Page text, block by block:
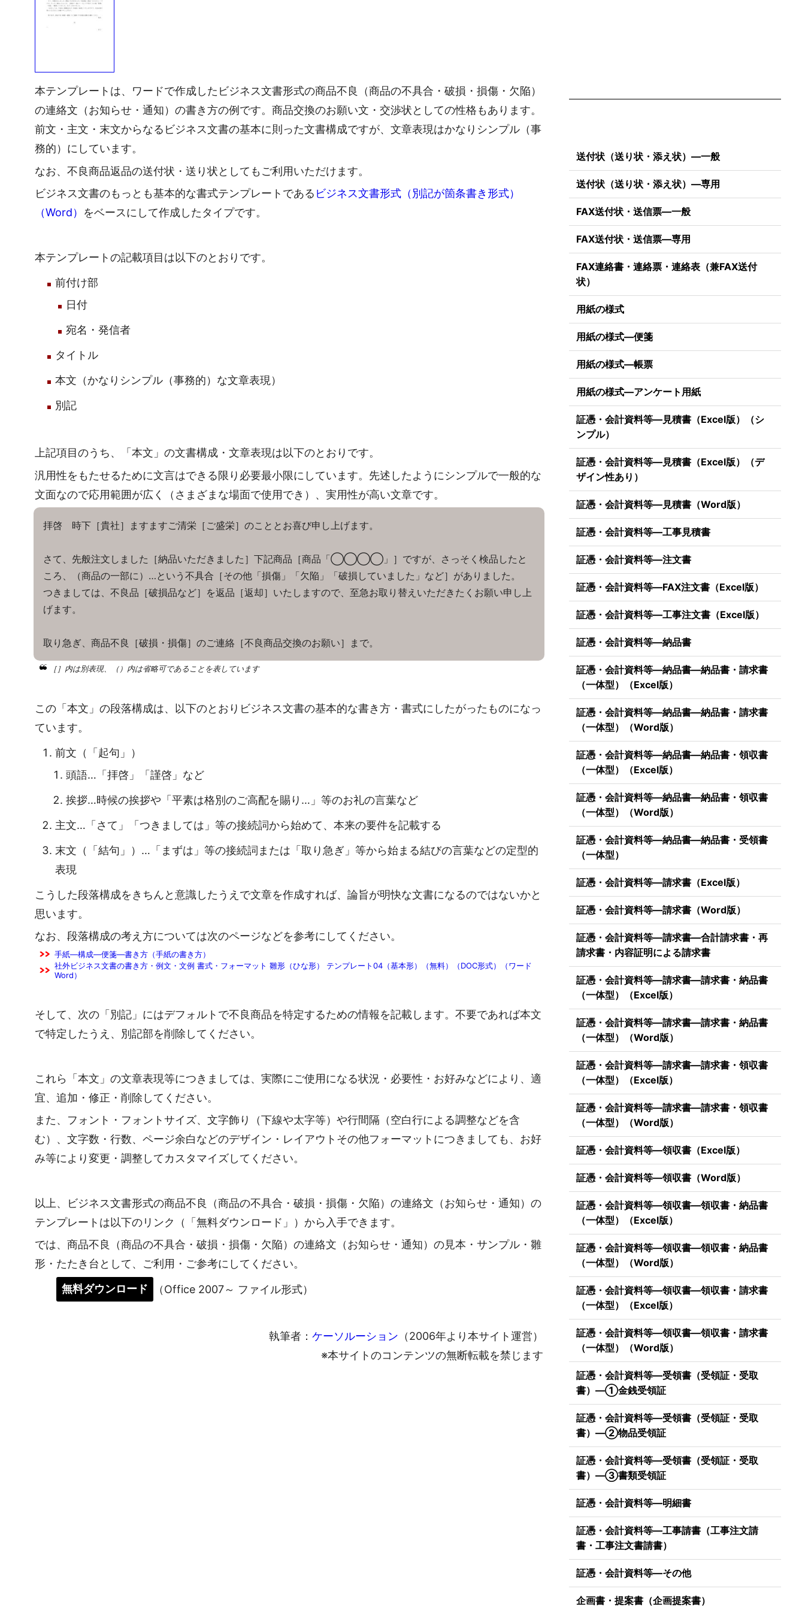
本テンプレートは、ワードで作成したビジネス文書形式の商品不良（商品の不具合・破損・損傷・欠陥）
の連絡文（お知らせ・通知）の書き方の例です。商品交換のお願い文・交渉状としての性格もあります。
前文・主文・末文からなるビジネス文書の基本に則った文書構成ですが、文章表現はかなりシンプル（事
務的）にしています。
なお、不良商品返品の送付状・送り状としてもご利用いただけます。
ビジネス文書のもっとも基本的な書式テンプレートである ビジネス文書形式（別記が箇条書き形式）
（Word） をベースにして作成したタイプです。
本テンプレートの記載項目は以下のとおりです。
前付け部
日付
宛名・発信者
タイトル
本文（かなりシンプル（事務的）な文章表現）
別記
上記項目のうち、「本文」の文書構成・文章表現は以下のとおりです。
汎用性をもたせるために文言はできる限り必要最小限にしています。先述したようにシンプルで一般的な
文面なので応用範囲が広く（さまざまな場面で使用でき）、実用性が高い文章です。
拝啓 時下［貴社］ますますご清栄［ご盛栄］のこととお喜び申し上げます。
さて、先般注文しました［納品いただきました］下記商品［商品「◯◯◯◯」］ですが、さっそく検品したと
ころ、（商品の一部に）…という不具合［その他「損傷」「欠陥」「破損していました」など］がありました。
つきましては、不良品［破損品など］を返品［返却］いたしますので、至急お取り替えいただきたくお願い申し上
げます。
取り急ぎ、商品不良［破損・損傷］のご連絡［不良商品交換のお願い］まで。
［］内は別表現、（）内は省略可であることを表しています
この「本文」の段落構成は、以下のとおりビジネス文書の基本的な書き方・書式にしたがったものになっ
ています。
前文（「起句」）
頭語…「拝啓」「謹啓」など
挨拶…時候の挨拶や「平素は格別のご高配を賜り…」等のお礼の言葉など
主文…「さて」「つきましては」等の接続詞から始めて、本来の要件を記載する
末文（「結句」）…「まずは」等の接続詞または「取り急ぎ」等から始まる結びの言葉などの定型的
表現
こうした段落構成をきちんと意識したうえで文章を作成すれば、論旨が明快な文書になるのではないかと
思います。
なお、段落構成の考え方については次のページなどを参考にしてください。
手紙―構成―便箋―書き方（手紙の書き方）
社外ビジネス文書の書き方・例文・文例 書式・フォーマット 雛形（ひな形） テンプレート04（基本形）（無料）（DOC形式）（ワード
Word）
そして、次の「別記」にはデフォルトで不良商品を特定するための情報を記載します。不要であれば本文
で特定したうえ、別記部を削除してください。
これら「本文」の文章表現等につきましては、実際にご使用になる状況・必要性・お好みなどにより、適
宜、追加・修正・削除してください。
また、フォント・フォントサイズ、文字飾り（下線や太字等）や行間隔（空白行による調整などを含
む）、文字数・行数、ページ余白などのデザイン・レイアウトその他フォーマットにつきましても、お好
み等により変更・調整してカスタマイズしてください。
以上、ビジネス文書形式の商品不良（商品の不具合・破損・損傷・欠陥）の連絡文（お知らせ・通知）の
テンプレートは以下のリンク（「無料ダウンロード」）から入手できます。
では、商品不良（商品の不具合・破損・損傷・欠陥）の連絡文（お知らせ・通知）の見本・サンプル・雛
形・たたき台として、ご利用・ご参考にしてください。
無料ダウンロード
（Office 2007～ ファイル形式）
執筆者： ケーソルーション （2006年より本サイト運営）
※本サイトのコンテンツの無断転載を禁じます
送付状（送り状・添え状）―一般
送付状（送り状・添え状）―専用
FAX送付状・送信票―一般
FAX送付状・送信票―専用
FAX連絡書・連絡票・連絡表（兼FAX送付
状）
用紙の様式
用紙の様式―便箋
用紙の様式―帳票
用紙の様式―アンケート用紙
証憑・会計資料等―見積書（Excel版）（シ
ンプル）
証憑・会計資料等―見積書（Excel版）（デ
ザイン性あり）
証憑・会計資料等―見積書（Word版）
証憑・会計資料等―工事見積書
証憑・会計資料等―注文書
証憑・会計資料等―FAX注文書（Excel版）
証憑・会計資料等―工事注文書（Excel版）
証憑・会計資料等―納品書
証憑・会計資料等―納品書―納品書・請求書
（一体型）（Excel版）
証憑・会計資料等―納品書―納品書・請求書
（一体型）（Word版）
証憑・会計資料等―納品書―納品書・領収書
（一体型）（Excel版）
証憑・会計資料等―納品書―納品書・領収書
（一体型）（Word版）
証憑・会計資料等―納品書―納品書・受領書
（一体型）
証憑・会計資料等―請求書（Excel版）
証憑・会計資料等―請求書（Word版）
証憑・会計資料等―請求書―合計請求書・再
請求書・内容証明による請求書
証憑・会計資料等―請求書―請求書・納品書
（一体型）（Excel版）
証憑・会計資料等―請求書―請求書・納品書
（一体型）（Word版）
証憑・会計資料等―請求書―請求書・領収書
（一体型）（Excel版）
証憑・会計資料等―請求書―請求書・領収書
（一体型）（Word版）
証憑・会計資料等―領収書（Excel版）
証憑・会計資料等―領収書（Word版）
証憑・会計資料等―領収書―領収書・納品書
（一体型）（Excel版）
証憑・会計資料等―領収書―領収書・納品書
（一体型）（Word版）
証憑・会計資料等―領収書―領収書・請求書
（一体型）（Excel版）
証憑・会計資料等―領収書―領収書・請求書
（一体型）（Word版）
証憑・会計資料等―受領書（受領証・受取
書）―①金銭受領証
証憑・会計資料等―受領書（受領証・受取
書）―②物品受領証
証憑・会計資料等―受領書（受領証・受取
書）―③書類受領証
証憑・会計資料等―明細書
証憑・会計資料等―工事請書（工事注文請
書・工事注文書請書）
証憑・会計資料等―その他
企画書・提案書（企画提案書）